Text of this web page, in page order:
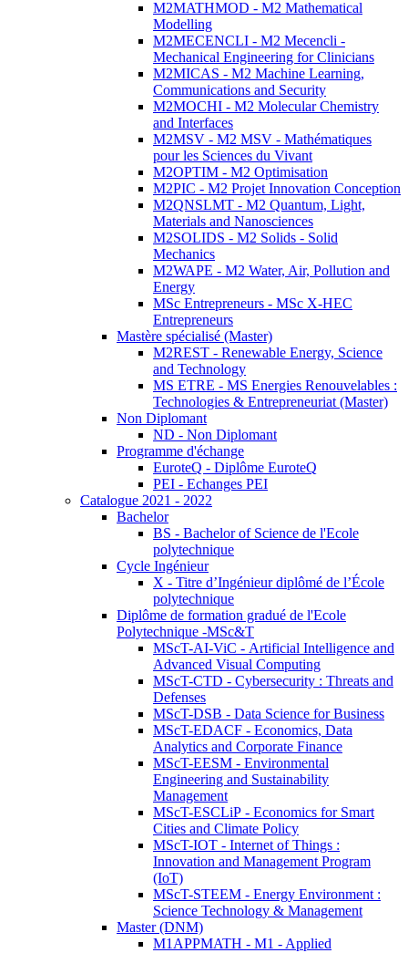
M2MATHMOD - M2 Mathematical
Modelling
M2MECENCLI - M2 Mecencli -
Mechanical Engineering for Clinicians
M2MICAS - M2 Machine Learning,
Communications and Security
M2MOCHI - M2 Molecular Chemistry
and Interfaces
M2MSV - M2 MSV - Mathématiques
pour les Sciences du Vivant
M2OPTIM - M2 Optimisation
M2PIC - M2 Projet Innovation Conception
M2QNSLMT - M2 Quantum, Light,
Materials and Nanosciences
M2SOLIDS - M2 Solids - Solid
Mechanics
M2WAPE - M2 Water, Air, Pollution and
Energy
MSc Entrepreneurs - MSc X-HEC
Entrepreneurs
Mastère spécialisé (Master)
M2REST - Renewable Energy, Science
and Technology
MS ETRE - MS Energies Renouvelables :
Technologies & Entrepreneuriat (Master)
Non Diplomant
ND - Non Diplomant
Programme d'échange
EuroteQ - Diplôme EuroteQ
PEI - Echanges PEI
Catalogue 2021 - 2022
Bachelor
BS - Bachelor of Science de l'Ecole
polytechnique
Cycle Ingénieur
X - Titre d’Ingénieur diplômé de l’École
polytechnique
Diplôme de formation gradué de l'Ecole
Polytechnique -MSc&T
MScT-AI-ViC - Artificial Intelligence and
Advanced Visual Computing
MScT-CTD - Cybersecurity : Threats and
Defenses
MScT-DSB - Data Science for Business
MScT-EDACF - Economics, Data
Analytics and Corporate Finance
MScT-EESM - Environmental
Engineering and Sustainability
Management
MScT-ESCLiP - Economics for Smart
Cities and Climate Policy
MScT-IOT - Internet of Things :
Innovation and Management Program
(IoT)
MScT-STEEM - Energy Environment :
Science Technology & Management
Master (DNM)
M1APPMATH - M1 - Applied